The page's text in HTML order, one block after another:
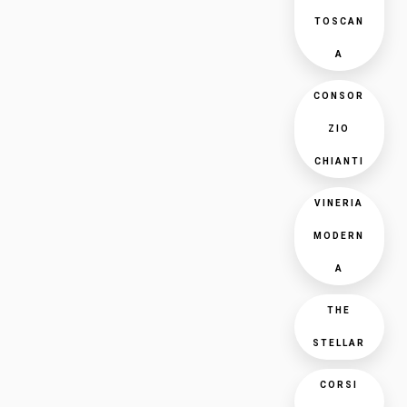
TOSCAN
A
CONSOR
ZIO
CHIANTI
VINERIA
MODERN
A
THE
STELLAR
CORSI